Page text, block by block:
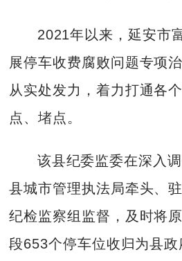
2021年以来，延安市
展停车收费腐败问题专项
从实处发力，着力打通各
点、堵点。
该县纪委监委在深入
县城市管理执法局牵头、
纪检监察组监督，及时将
段653个停车位收归为县